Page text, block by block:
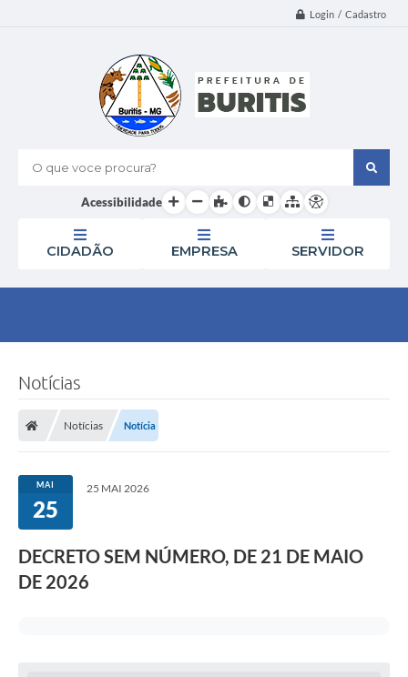
Login / Cadastro
O que voce procura?
Acessibilidade
CIDADÃO EMPRESA SERVIDOR
Notícias
Notícias Notícia
MAI
25
25 MAI 2026
DECRETO SEM NÚMERO, DE 21 DE MAIO
DE 2026